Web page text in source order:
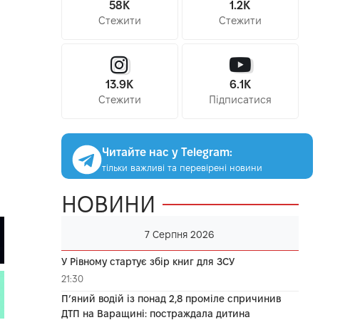
58K
Стежити
1.2K
Стежити
13.9K
Стежити
6.1K
Підписатися
Читайте нас у Telegram:
тільки важливі та перевірені новини
НОВИНИ
7 Серпня 2026
У Рівному стартує збір книг для ЗСУ
21:30
П’яний водій із понад 2,8 проміле спричинив
ДТП на Варащині: постраждала дитина